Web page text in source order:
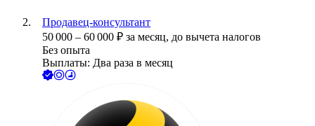
Продавец-консультант
50 000 – 60 000 ₽ за месяц, до вычета налогов
Без опыта
Выплаты: Два раза в месяц